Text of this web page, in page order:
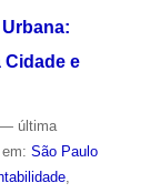
Cidade e
— última
São Paulo
,